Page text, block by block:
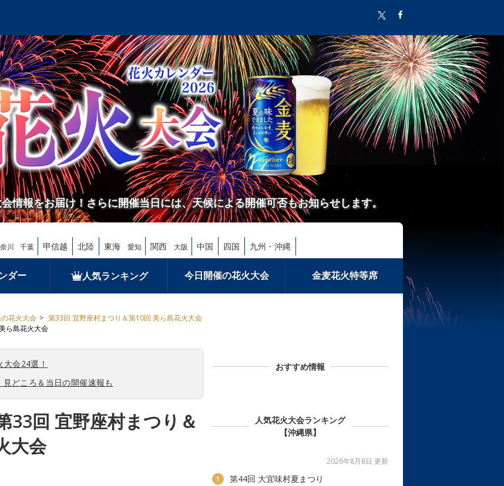
情報をお届け！さらに開催当日には、天候による開催可否もお知らせします。
川 千葉 甲信越 北陸 東海 愛知 関西 大阪 中国 四国 九州・沖縄
ダー 人気ランキング 今日開催の花火大会 金麦花火特等席
花火大会
第33回 宜野座村まつり＆第10回 美ら島花火大会
ら島花火大会
会24選！
どころ＆当日の開催速報も
33回 宜野座村まつり＆
大会
おすすめ情報
人気花火大会ランキング
【沖縄県】
2026年8月8日 更新
1 第44回 大宜味村夏まつり